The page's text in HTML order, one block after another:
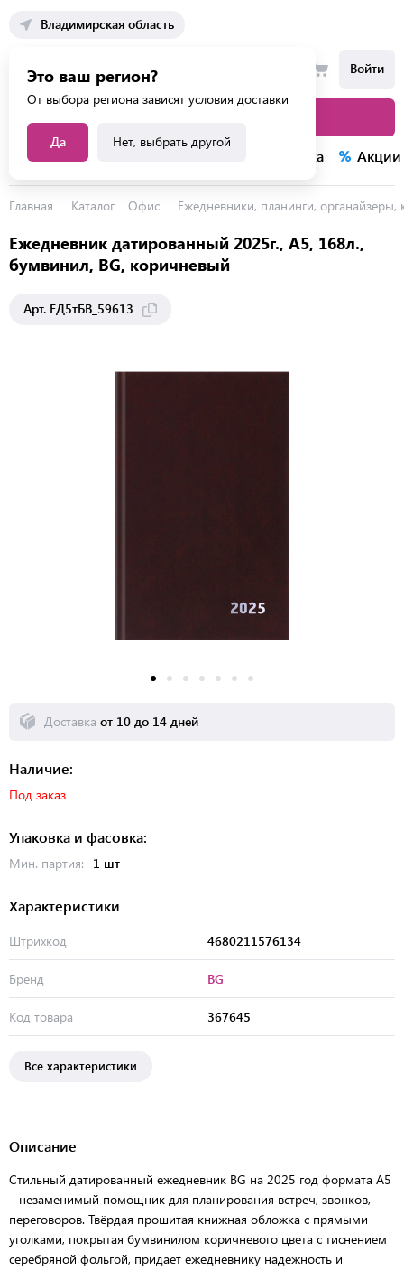
Владимирская область
Это ваш регион?
От выбора региона зависят условия доставки
Да Нет, выбрать другой
Войти
Каталог услуг Распродажа Акции
Главная Каталог Офис Ежедневники, планинги, органайзеры,
Ежедневник датированный 2025г., А5, 168л.,
бумвинил, BG, коричневый
Арт. ЕД5тБВ_59613
Наличие:
Под заказ
Упаковка и фасовка:
Мин. партия: 1 шт
Доставка от 10 до 14 дней
Характеристики
Штрихкод 4680211576134
Бренд BG
Код товара 367645
Все характеристики
Описание
Стильный датированный ежедневник BG на 2025 год формата А5
– незаменимый помощник для планирования встреч, звонков,
переговоров. Твёрдая прошитая книжная обложка с прямыми
уголками, покрытая бумвинилом коричневого цвета с тиснением
серебряной фольгой, придает ежедневнику надежность и